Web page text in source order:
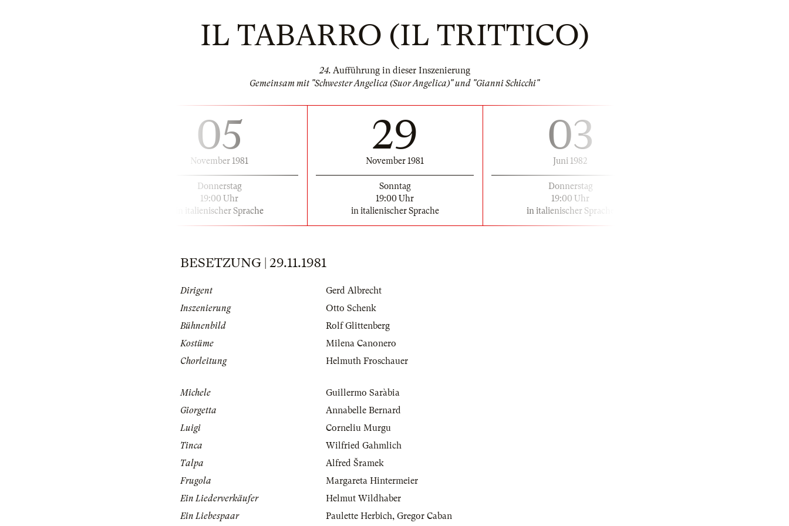
IL TABARRO (IL TRITTICO)
24. Aufführung in dieser Inszenierung
Gemeinsam mit "Schwester Angelica (Suor Angelica)" und "Gianni Schicchi"
05
November 1981
Donnerstag
19:00 Uhr
in italienischer Sprache
29
November 1981
Sonntag
19:00 Uhr
in italienischer Sprache
03
Juni 1982
Donnerstag
19:00 Uhr
in italienischer Sprache
BESETZUNG | 29.11.1981
Dirigent
Gerd Albrecht
Inszenierung
Otto Schenk
Bühnenbild
Rolf Glittenberg
Kostüme
Milena Canonero
Chorleitung
Helmuth Froschauer
Michele
Guillermo Saràbia
Giorgetta
Annabelle Bernard
Luigi
Corneliu Murgu
Tinca
Wilfried Gahmlich
Talpa
Alfred Šramek
Frugola
Margareta Hintermeier
Ein Liederverkäufer
Helmut Wildhaber
Ein Liebespaar
Paulette Herbich, Gregor Caban